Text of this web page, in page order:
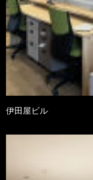
伊田屋ビル